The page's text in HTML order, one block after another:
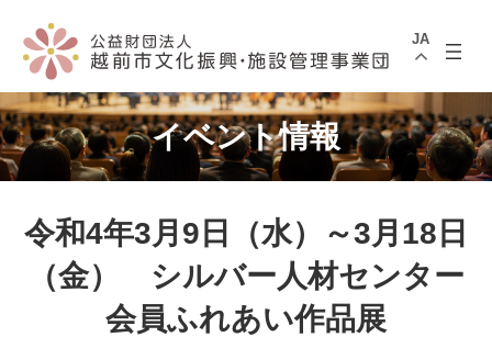
へ
ス
キ
ッ
プ
ョ
ン
に
移
動
JA
イベント情報
令和4年3月9日（水）～3月18日
（金） シルバー人材センター
会員ふれあい作品展